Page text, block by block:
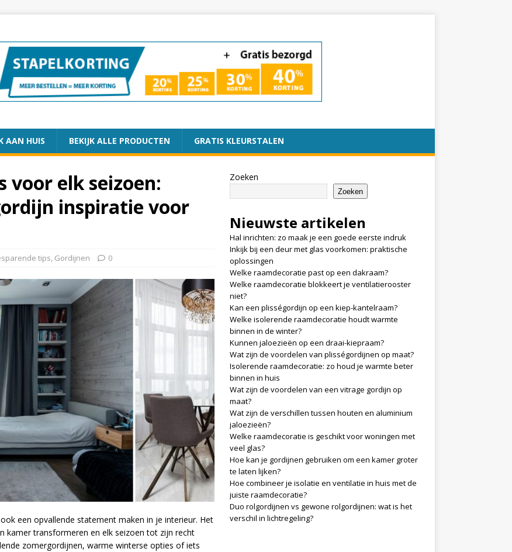
AAN HUIS BEKIJK ALLE PRODUCTEN GRATIS KLEURSTALEN
voor elk seizoen:
inspiratie voor
tips, Gordijnen 0
een opvallende statement maken in je interieur. Het
kamer transformeren en elk seizoen tot zijn recht
zomergordijnen, warme winterse opties of iets
Zoeken
Zoeken
Nieuwste artikelen
Hal inrichten: zo maak je een goede eerste indruk
Inkijk bij een deur met glas voorkomen: praktische
oplossingen
Welke raamdecoratie past op een dakraam?
Welke raamdecoratie blokkeert je ventilatierooster
niet?
Kan een plisségordijn op een kiep-kantelraam?
Welke isolerende raamdecoratie houdt warmte
binnen in de winter?
Kunnen jaloezieën op een draai-kiepraam?
Wat zijn de voordelen van plisségordijnen op maat?
Isolerende raamdecoratie: zo houd je warmte beter
binnen in huis
Wat zijn de voordelen van een vitrage gordijn op
maat?
Wat zijn de verschillen tussen houten en aluminium
jaloezieën?
Welke raamdecoratie is geschikt voor woningen met
veel glas?
Hoe kan je gordijnen gebruiken om een kamer groter
te laten lijken?
Hoe combineer je isolatie en ventilatie in huis met de
juiste raamdecoratie?
Duo rolgordijnen vs gewone rolgordijnen: wat is het
verschil in lichtregeling?